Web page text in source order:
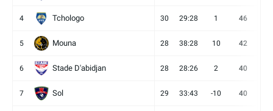
4 Tchologo 30 29:28 1 46
5 Mouna 28 38:28 10 42
6 Stade D'abidjan 28 28:26 2 40
7 Sol 29 33:43 -10 40